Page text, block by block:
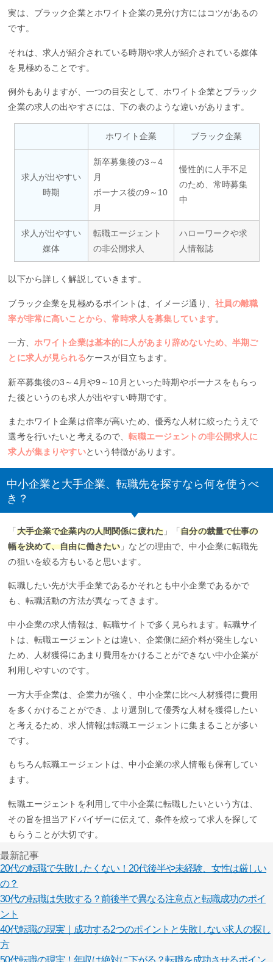
実は、ブラック企業とホワイト企業の見分け方にはコツがあるの
です。
それは、求人が紹介されている時期や求人が紹介されている媒体
を見極めることです。
例外もありますが、一つの目安として、ホワイト企業とブラック
企業の求人の出やすさには、下の表のような違いがあります。
ホワイト企業 ブラック企業
求人が出やすい
時期
新卒募集後の3～4
月
ボーナス後の9～10
月
慢性的に人手不足
のため、常時募集
中
求人が出やすい
媒体
転職エージェント
の非公開求人
ハローワークや求
人情報誌
以下から詳しく解説していきます。
ブラック企業を見極めるポイントは、イメージ通り、 社員の離職
率が非常に高いことから、常時求人を募集しています。
一方、 ホワイト企業は基本的に人があまり辞めないため、半期ご
とに求人が見られるケースが目立ちます。
新卒募集後の3～4月や9～10月といった時期やボーナスをもらっ
た後というのも求人が出やすい時期です。
またホワイト企業は倍率が高いため、優秀な人材に絞ったうえで
選考を行いたいと考えるので、転職エージェントの非公開求人に
求人が集まりやすいという特徴があります。
中小企業と大手企業、転職先を探すなら何を使うべ
き？
「大手企業で企業内の人間関係に疲れた 」「自分の裁量で仕事の
幅を決めて、自由に働きたい 」などの理由で、中小企業に転職先
の狙いを絞る方もいると思います。
転職したい先が大手企業であるかそれとも中小企業であるかで
も、転職活動の方法が異なってきます。
中小企業の求人情報は、転職サイトで多く見られます。転職サイ
トは、転職エージェントとは違い、企業側に紹介料が発生しない
ため、人材獲得にあまり費用をかけることができない中小企業が
利用しやすいのです。
一方大手企業は、企業力が強く、中小企業に比べ人材獲得に費用
を多くかけることができ、より選別して優秀な人材を獲得したい
と考えるため、求人情報は転職エージェントに集まることが多い
です。
もちろん転職エージェントは、中小企業の求人情報も保有してい
ます。
転職エージェントを利用して中小企業に転職したいという方は、
その旨を担当アドバイザーに伝えて、条件を絞って求人を探して
もらうことが大切です。
最新記事
20代の転職で失敗したくない！20代後半や未経験、女性は厳しい
の？
30代の転職は失敗する？前後半で異なる注意点と転職成功のポイ
ント
40代転職の現実｜成功する2つのポイントと失敗しない求人の探し
方
50代転職の現実！年収は絶対に下がる？転職を成功させるポイン